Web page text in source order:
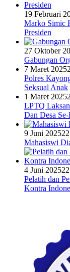
19 Februari
Marko Simic
Presiden
27 Oktober
Gabungan
7 Maret 2025
Polres
Seksual Anak
1 Maret 2025
LPTQ
Dan Desa
9 Juni 2025
Mahasiswi
4 Juni 2025
Pelatih dan
Kontra